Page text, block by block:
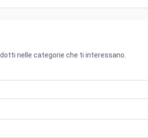
nelle categorie che ti interessano.